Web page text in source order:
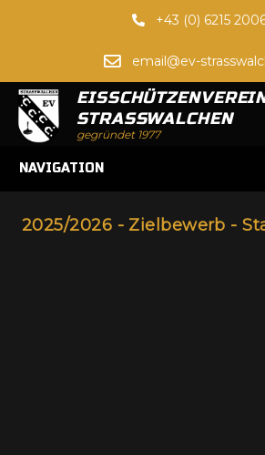
+43 (0) 6215
email@ev-
STRASSWALCHEN
gegründet 1977
NAVIGATION
2025/2026 - Zielbewerb -